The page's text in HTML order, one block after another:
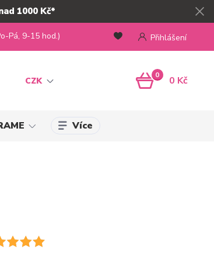
1000 Kč*
CZK
Přihlášení
Pá, 9-15 hod.)
0 0 Kč
Více